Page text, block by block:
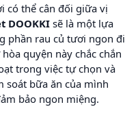
có thể cân đối giữa vị
DOOKKI sẽ là một lựa
phần rau củ tươi ngon đi
quyện này chắc chắn
trong việc tự chọn và
soát bữa ăn của mình
bảo ngon miệng.